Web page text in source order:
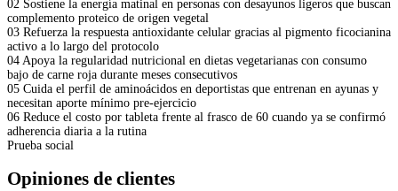
02 Sostiene la energía matinal en personas con desayunos ligeros que buscan
complemento proteico de origen vegetal
03 Refuerza la respuesta antioxidante celular gracias al pigmento ficocianina
activo a lo largo del protocolo
04 Apoya la regularidad nutricional en dietas vegetarianas con consumo
bajo de carne roja durante meses consecutivos
05 Cuida el perfil de aminoácidos en deportistas que entrenan en ayunas y
necesitan aporte mínimo pre-ejercicio
06 Reduce el costo por tableta frente al frasco de 60 cuando ya se confirmó
adherencia diaria a la rutina
Prueba social
Opiniones de clientes